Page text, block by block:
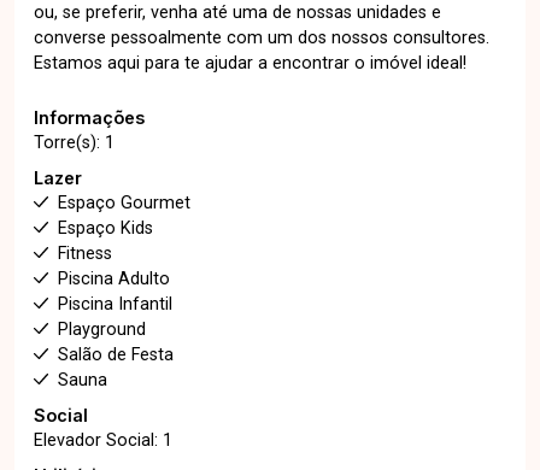
ou, se preferir, venha até uma de nossas unidades e
converse pessoalmente com um dos nossos consultores.
Estamos aqui para te ajudar a encontrar o imóvel ideal!
Informações
Torre(s): 1
Lazer
Espaço Gourmet
Espaço Kids
Fitness
Piscina Adulto
Piscina Infantil
Playground
Salão de Festa
Sauna
Social
Elevador Social: 1